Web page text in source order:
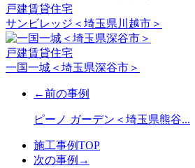
戸建賃貸住宅
サンビレッジ＜埼玉県川越市＞
戸建賃貸住宅
一国一城＜埼玉県深谷市＞
←前の事例
ピーノ ガーデン＜埼玉県熊谷...
施工事例TOP
次の事例→